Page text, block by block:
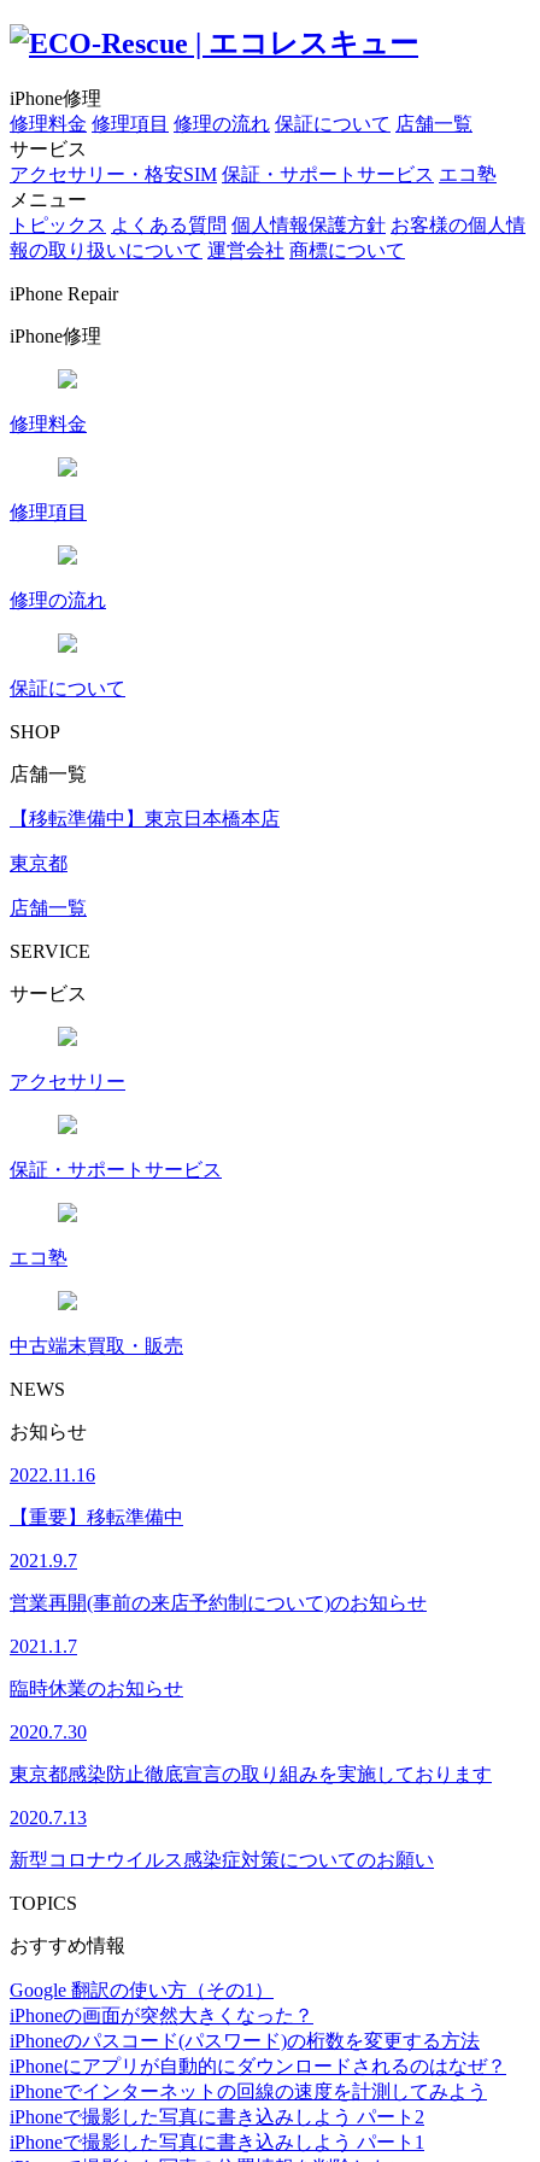
iPhone修理
修理料金 修理項目 修理の流れ 保証について 店舗一覧
サービス
アクセサリー・格安SIM 保証・サポートサービス エコ塾
メニュー
トピックス よくある質問 個人情報保護方針 お客様の個人情
報の取り扱いについて 運営会社 商標について
iPhone Repair
iPhone修理
修理料金
修理項目
修理の流れ
保証について
SHOP
店舗一覧
【移転準備中】東京日本橋本店
東京都
店舗一覧
SERVICE
サービス
アクセサリー
保証・サポートサービス
エコ塾
中古端末買取・販売
NEWS
お知らせ
2022.11.16
【重要】移転準備中
2021.9.7
営業再開(事前の来店予約制について)のお知らせ
2021.1.7
臨時休業のお知らせ
2020.7.30
東京都感染防止徹底宣言の取り組みを実施しております
2020.7.13
新型コロナウイルス感染症対策についてのお願い
TOPICS
おすすめ情報
Google 翻訳の使い方（その1）
iPhoneの画面が突然大きくなった？
iPhoneのパスコード(パスワード)の桁数を変更する方法
iPhoneにアプリが自動的にダウンロードされるのはなぜ？
iPhoneでインターネットの回線の速度を計測してみよう
iPhoneで撮影した写真に書き込みしよう パート2
iPhoneで撮影した写真に書き込みしよう パート1